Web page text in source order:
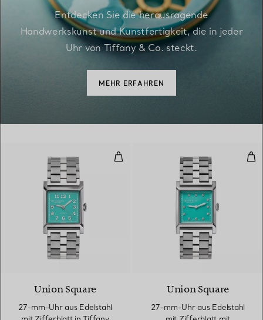
Entdecken Sie die herausragende
Handwerkskunst und Kunstfertigkeit, die in jeder
Uhr von Tiffany & Co. steckt.
MEHR ERFAHREN
27-mm-Uhr aus Edelstahl mit
Union Square
27-mm-Uhr aus Edelstahl
Union Square
27-mm-Uhr aus Edelstahl